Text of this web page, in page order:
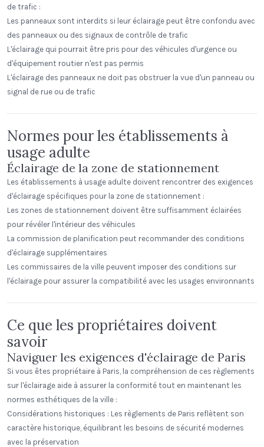
de trafic :
Les panneaux sont interdits si leur éclairage peut être confondu avec
des panneaux ou des signaux de contrôle de trafic
L'éclairage qui pourrait être pris pour des véhicules d'urgence ou
d'équipement routier n'est pas permis
L'éclairage des panneaux ne doit pas obstruer la vue d'un panneau ou
signal de rue ou de trafic
Normes pour les établissements à
usage adulte
Éclairage de la zone de stationnement
Les établissements à usage adulte doivent rencontrer des exigences
d'éclairage spécifiques pour la zone de stationnement :
Les zones de stationnement doivent être suffisamment éclairées
pour révéler l'intérieur des véhicules
La commission de planification peut recommander des conditions
d'éclairage supplémentaires
Les commissaires de la ville peuvent imposer des conditions sur
l'éclairage pour assurer la compatibilité avec les usages environnants
Ce que les propriétaires doivent
savoir
Naviguer les exigences d'éclairage de Paris
Si vous êtes propriétaire à Paris, la compréhension de ces règlements
sur l'éclairage aide à assurer la conformité tout en maintenant les
normes esthétiques de la ville :
Considérations historiques : Les règlements de Paris reflètent son
caractère historique, équilibrant les besoins de sécurité modernes
avec la préservation